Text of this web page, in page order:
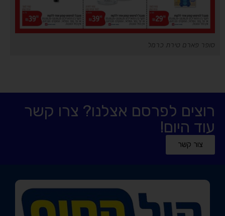
סופר פארם טירת כרמל
רוצים לפרסם אצלנו? צרו קשר
עוד היום!
צור קשר